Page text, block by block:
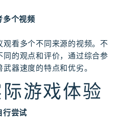
个视频
看多个不同来源的视频。不
的观点和评价，通过综合参
器速度的特点和优劣。
游戏体验
行尝试